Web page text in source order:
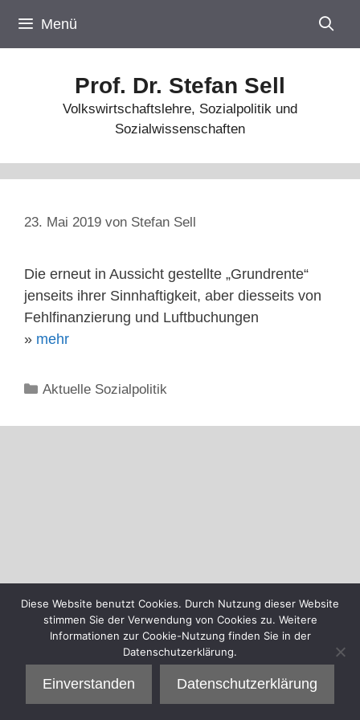
Inhalt
springen
Menü
Prof. Dr. Stefan Sell
Volkswirtschaftslehre, Sozialpolitik und
Sozialwissenschaften
23. Mai 2019 von Stefan Sell
Die erneut in Aussicht gestellte „Grundrente“
jenseits ihrer Sinnhaftigkeit, aber diesseits von
Fehlfinanzierung und Luftbuchungen
» mehr
Kategorien
Aktuelle Sozialpolitik
Diese Website benutzt Cookies. Durch Nutzung dieser Website
stimmen Sie der Verwendung von Cookies zu. Weitere
Informationen zur Cookie-Nutzung finden Sie in der
Datenschutzerklärung.
Einverstanden Datenschutzerklärung